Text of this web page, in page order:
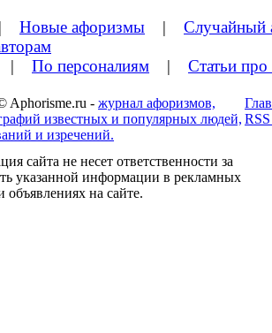
Новые афоризмы | Случайный
| По персоналиям | Статьи
Aphorisme.ru - журнал афоризмов,
известных и популярных людей,
и изречений.
сайта не несет ответственности за
указанной информации в рекламных
объявлениях на сайте.